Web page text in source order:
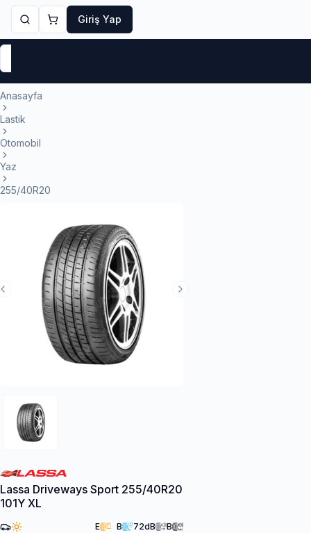
Giriş Yap
Anasayfa
Lastik
Otomobil
Yaz
255/40R20
Next Slide
Previous Slide
Lassa Driveways Sport 255/40R20
101Y XL
E B 72dB B